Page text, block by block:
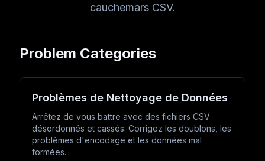
cauchemars CSV.
Problem Categories
Problèmes de Nettoyage de Données
Arrêtez de vous battre avec des fichiers CSV
désordonnés et cassés. Corrigez les doublons, les
problèmes d'encodage et les données mal
formées.